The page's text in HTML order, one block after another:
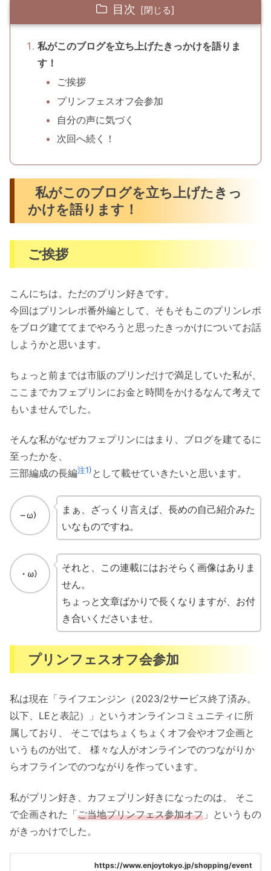
目次
私がこのブログを立ち上げたきっかけを語りま
す！
ご挨拶
プリンフェスオフ会参加
自分の声に気づく
次回へ続く！
私がこのブログを立ち上げたきっ
かけを語ります！
ご挨拶
こんにちは。ただのプリン好きです。
今回はプリンレポ番外編として、そもそもこのプリンレポ
をブログ建ててまでやろうと思ったきっかけについてお話
しようかと思います。
ちょっと前までは市販のプリンだけで満足していた私が、
ここまでカフェプリンにお金と時間をかけるなんて考えて
もいませんでした。
そんな私がなぜカフェプリンにはまり、ブログを建てるに
至ったかを、
三部編成の長編注1)として載せていきたいと思います。
まぁ、ざっくり言えば、長めの自己紹介みた
いなものですね。
それと、この連載にはおそらく画像はありま
せん。
ちょっと文章ばかりで長くなりますが、お付
き合いくださいませ。
プリンフェスオフ会参加
私は現在「ライフエンジン（2023/2サービス終了済み。
以下、LEと表記）」というオンラインコミュニティに所
属しており、 そこではちょくちょくオフ会やオフ企画と
いうものが出て、 様々な人がオンラインでのつながりか
らオフラインでのつながりを作っています。
私がプリン好き、カフェプリン好きになったのは、 そこ
で企画された「ご当地プリンフェス参加オフ 」というもの
がきっかけでした。
https://www.enjoytokyo.jp/shopping/event